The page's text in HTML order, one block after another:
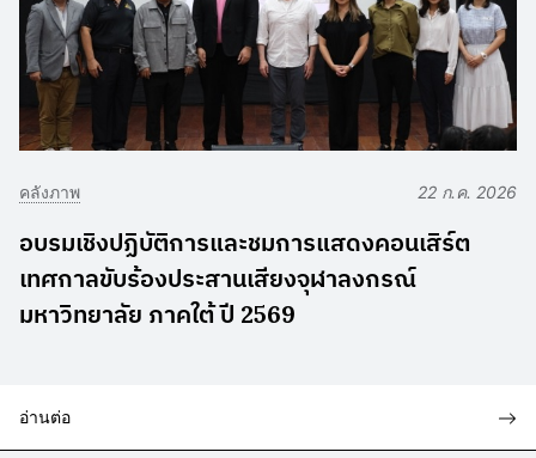
คลังภาพ 22 ก.ค. 2026
อบรมเชิงปฏิบัติการและชมการแสดงคอนเสิร์ต
เทศกาลขับร้องประสานเสียงจุฬาลงกรณ์
มหาวิทยาลัย ภาคใต้ ปี 2569
อ่านต่อ